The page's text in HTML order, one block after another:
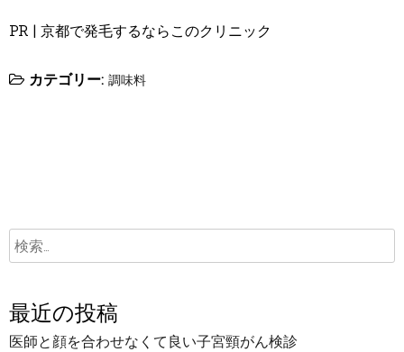
PR | 京都で発毛するならこのクリニック
カテゴリー: 調味料
最近の投稿
医師と顔を合わせなくて良い子宮頸がん検診